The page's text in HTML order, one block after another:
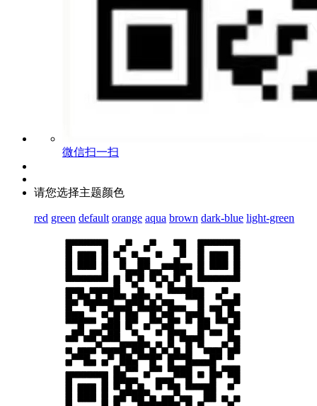
微信扫一扫
请您选择主题颜色
red green default orange aqua brown dark-blue light-green